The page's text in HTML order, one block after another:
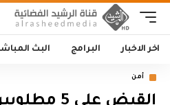
اخر الاخبار البرامج البث
أمن